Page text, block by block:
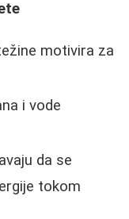
motivira za
i vode
da se
tokom